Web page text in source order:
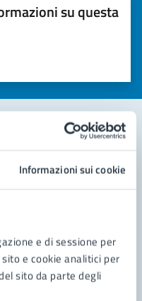
Informazioni sui cookie
e di sessione per
e cookie analitici per
sito da parte degli
su questa
1 a 5 stelle)la chiarezza delle
5